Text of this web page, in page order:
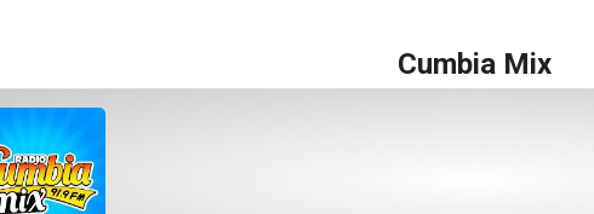
Cumbia Mix